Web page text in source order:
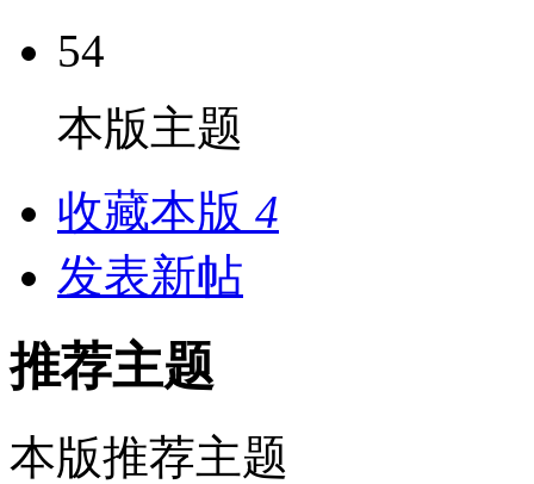
54
本版主题
收藏本版 4
发表新帖
推荐主题
本版推荐主题